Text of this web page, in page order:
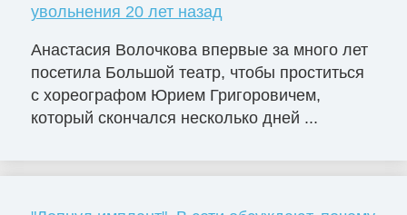
увольнения 20 лет назад
Анастасия Волочкова впервые за много лет
посетила Большой театр, чтобы проститься
с хореографом Юрием Григоровичем,
который скончался несколько дней ...